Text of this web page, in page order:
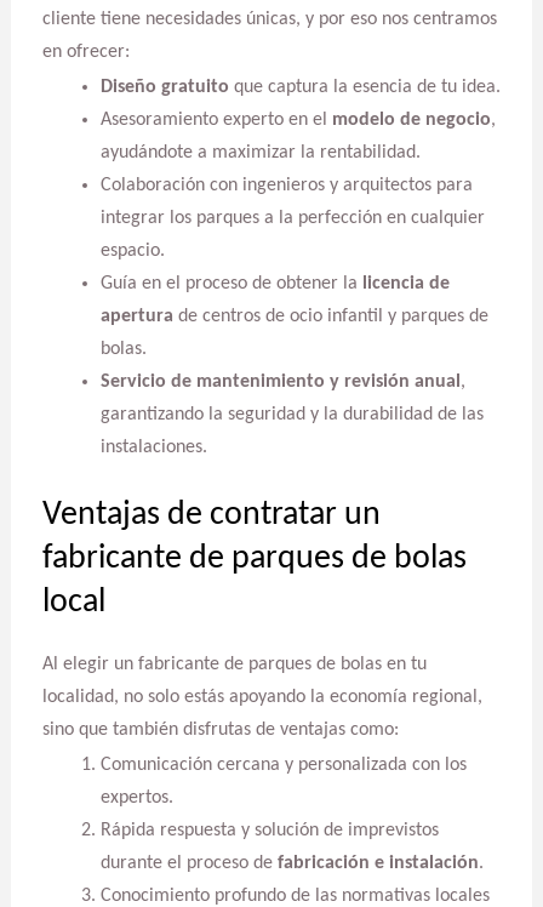
cliente tiene necesidades únicas, y por eso nos centramos
en ofrecer:
Diseño gratuito que captura la esencia de tu idea.
Asesoramiento experto en el modelo de negocio,
ayudándote a maximizar la rentabilidad.
Colaboración con ingenieros y arquitectos para
integrar los parques a la perfección en cualquier
espacio.
Guía en el proceso de obtener la licencia de
apertura de centros de ocio infantil y parques de
bolas.
Servicio de mantenimiento y revisión anual ,
garantizando la seguridad y la durabilidad de las
instalaciones.
Ventajas de contratar un
fabricante de parques de bolas
local
Al elegir un fabricante de parques de bolas en tu
localidad, no solo estás apoyando la economía regional,
sino que también disfrutas de ventajas como:
Comunicación cercana y personalizada con los
expertos.
Rápida respuesta y solución de imprevistos
durante el proceso de fabricación e instalación.
Conocimiento profundo de las normativas locales